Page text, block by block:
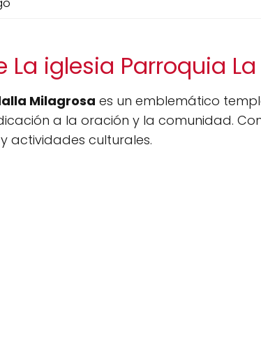
iglesia Parroquia
Milagrosa es un emblemático
a la oración y la comunidad.
actividades culturales.